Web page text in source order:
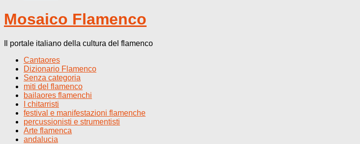
Mosaico Flamenco
Il portale italiano della cultura del flamenco
Cantaores
Dizionario Flamenco
Senza categoria
miti del flamenco
bailaores flamenchi
I chitarristi
festival e manifestazioni flamenche
percussionisti e strumentisti
Arte flamenca
andalucia